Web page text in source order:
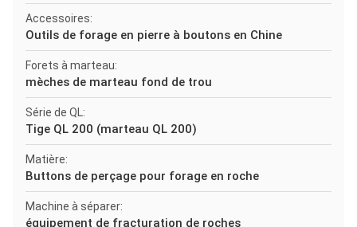
Accessoires:
Outils de forage en pierre à boutons en Chine
Forets à marteau:
mèches de marteau fond de trou
Série de QL:
Tige QL 200 (marteau QL 200)
Matière:
Buttons de perçage pour forage en roche
Machine à séparer:
équipement de fracturation de roches